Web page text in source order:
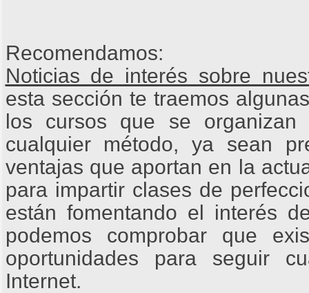
Recomendamos:
Noticias de interés sobre
esta sección te traemos
los cursos que se
cualquier método, ya sean
ventajas que aportan en la
para impartir clases de
están fomentando el interés
podemos comprobar que
oportunidades para seguir
Internet.